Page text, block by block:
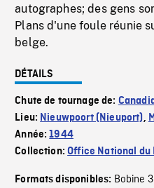
autographes; des gens
Plans d'une foule réunie
belge.
DÉTAILS
Chute de tournage de:
Lieu: Nieuwpoort (Nieuport),
Année:1944
Collection:Office National du
Formats disponibles: Bobine